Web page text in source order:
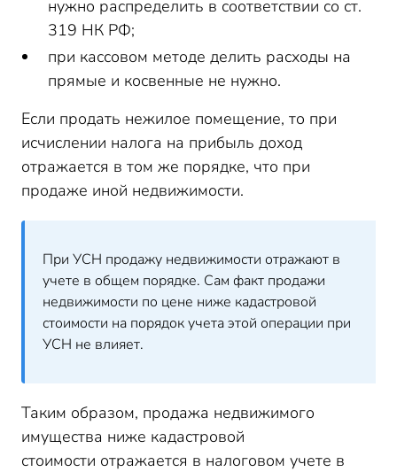
нужно распределить в соответствии со ст.
319 НК РФ;
при кассовом методе делить расходы на
прямые и косвенные не нужно.
Если продать нежилое помещение, то при
исчислении налога на прибыль доход
отражается в том же порядке, что при
продаже иной недвижимости.
При УСН продажу недвижимости отражают в
учете в общем порядке. Сам факт продажи
недвижимости по цене ниже кадастровой
стоимости на порядок учета этой операции при
УСН не влияет.
Таким образом, продажа недвижимого
имущества ниже кадастровой
стоимости отражается в налоговом учете в